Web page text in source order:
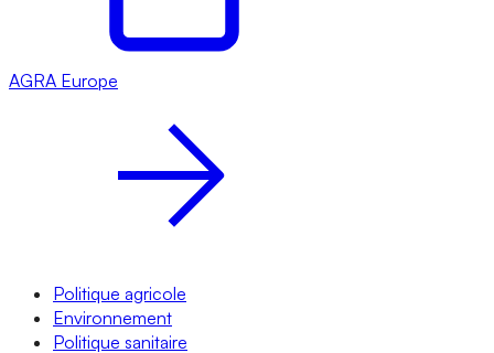
AGRA Europe
Politique agricole
Environnement
Politique sanitaire